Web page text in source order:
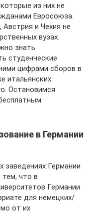
из них не
Евросоюза.
Австрия и Чехия не
вузах.
знать
студенческие
цифрами сборов в
итальянских
Остановимся
в Германии
заведениях Германии
что в
Германии
для немецких/
от их